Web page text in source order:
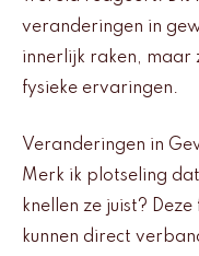
veranderingen in
innerlijk raken, maar
fysieke ervaringen.
Veranderingen in
Merk ik plotseling
knellen ze juist? Deze
kunnen direct